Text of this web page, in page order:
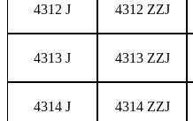
4312 J 4312 ZZJ
4313 J 4313 ZZJ
4314 J 4314 ZZJ